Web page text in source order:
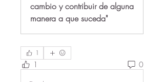
cambio y contribuir de alguna
manera a que suceda"
1
1 0